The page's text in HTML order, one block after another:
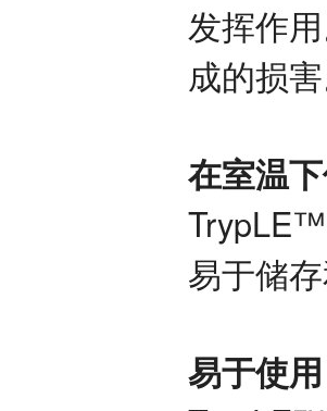
发挥作
成的损
在室温
易于储
易于使用